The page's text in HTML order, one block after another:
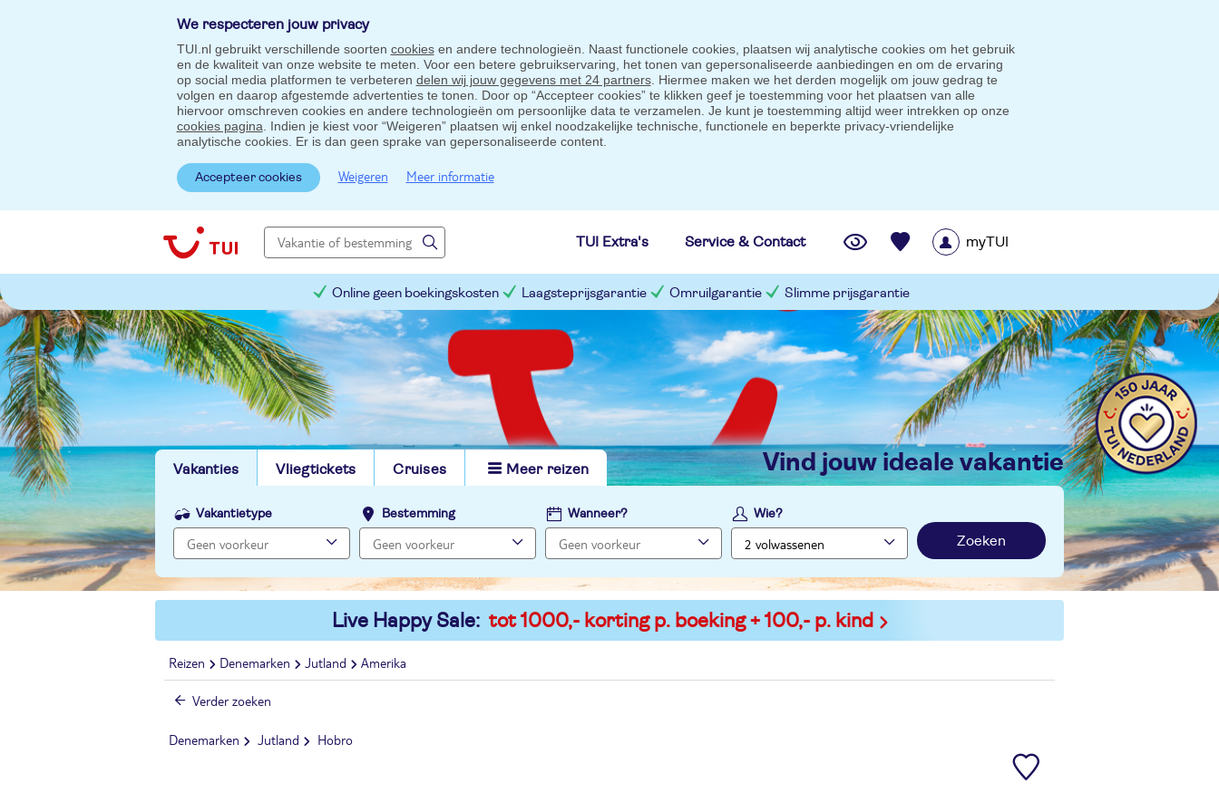
We respecteren jouw privacy
TUI.nl gebruikt verschillende soorten cookiesen andere technologieën. Naast functionele cookies, plaatsen wij analytische cookies om het gebruik
en de kwaliteit van onze website te meten. Voor een betere gebruikservaring, het tonen van gepersonaliseerde aanbiedingen en om de ervaring
op social media platformen te verbeteren delen wij jouw gegevens met 24 partners. Hiermee maken we het derden mogelijk om jouw gedrag te
volgen en daarop afgestemde advertenties te tonen. Door op “Accepteer cookies” te klikken geef je toestemming voor het plaatsen van alle
hiervoor omschreven cookies en andere technologieën om persoonlijke data te verzamelen. Je kunt je toestemming altijd weer intrekken op onze
cookies pagina . Indien je kiest voor “Weigeren” plaatsen wij enkel noodzakelijke technische, functionele en beperkte privacy-vriendelijke
analytische cookies. Er is dan geen sprake van gepersonaliseerde content.
Accepteer cookies Weigeren Meer informatie
TUI Extra's Service & Contact myTUI
Online geen boekingskosten Laagsteprijsgarantie Omruilgarantie Slimme prijsgarantie
Vakanties Vliegtickets Cruises Meer reizen vind jouw ideale vakantie
Vakantietype Bestemming Wanneer? Wie?
Zoeken
Live Happy Sale: tot 1000,- korting p. boeking + 100,- p. kind
Reizen Denemarken Jutland Amerika
Verder zoeken
Denemarken Jutland Hobro